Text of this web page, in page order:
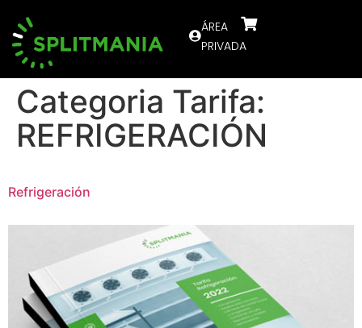
ÁREA
PRIVADA
Categoria Tarifa:
REFRIGERACIÓN
Refrigeración